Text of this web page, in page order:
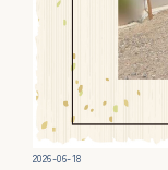
2026-06-18